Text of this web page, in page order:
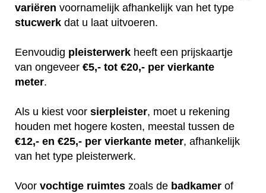
variëren voornamelijk afhankelijk van het type
stucwerk dat u laat uitvoeren.
Eenvoudig pleisterwerk heeft een prijskaartje
van ongeveer €5,- tot €20,- per vierkante
meter.
Als u kiest voor sierpleister, moet u rekening
houden met hogere kosten, meestal tussen de
€12,- en €25,- per vierkante meter, afhankelijk
van het type pleisterwerk.
Voor vochtige ruimtes zoals de badkamer of